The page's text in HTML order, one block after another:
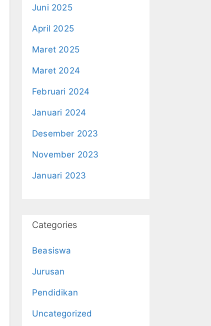
Juni 2025
April 2025
Maret 2025
Maret 2024
Februari 2024
Januari 2024
Desember 2023
November 2023
Januari 2023
Categories
Beasiswa
Jurusan
Pendidikan
Uncategorized